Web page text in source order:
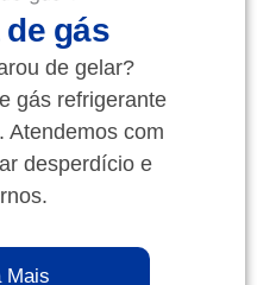
de gás
de gelar?
gás refrigerante
Atendemos com
desperdício e
Mais